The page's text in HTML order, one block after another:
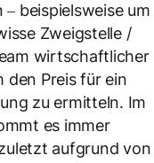
beispielsweise um
Zweigstelle /
wirtschaftlicher
den Preis für ein
zu ermitteln. Im
es immer
aufgrund von